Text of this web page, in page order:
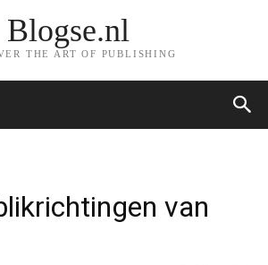
Blogse.nl
THE ART OF PUBLISHING
van